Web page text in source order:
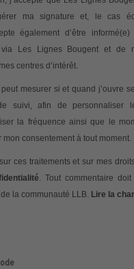
ma signature et, le cas
également d’être
via Les Lignes Bougent et de
centres d’intérêt.
mesurer si et quand j’ouvre
suivi, afin de personnaliser
la fréquence ainsi que le
consentement à tout moment.
ces traitements et sur mes
. Tout commentaire
la communauté LLB. Lire la